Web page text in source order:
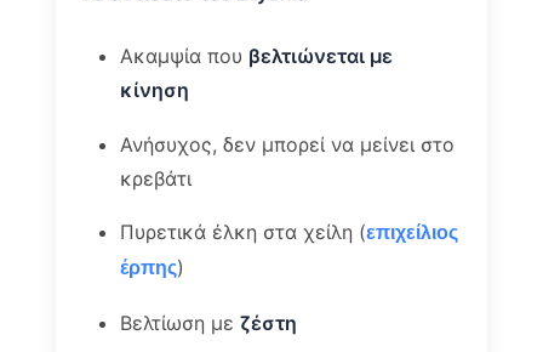
Ακαμψία που βελτιώνεται με
κίνηση
Ανήσυχος, δεν μπορεί να μείνει στο
κρεβάτι
Πυρετικά έλκη στα χείλη (επιχείλιος
έρπης)
Βελτίωση μεζέστη